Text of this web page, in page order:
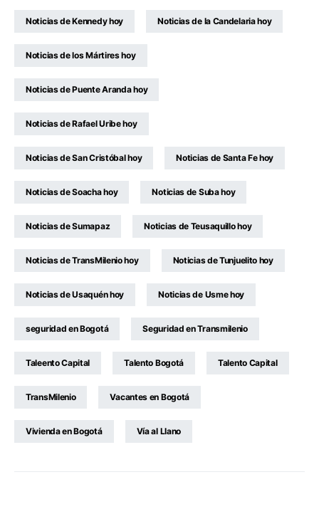
Noticias de Kennedy hoy Noticias de la Candelaria hoy
Noticias de los Mártires hoy
Noticias de Puente Aranda hoy
Noticias de Rafael Uribe hoy
Noticias de San Cristóbal hoy Noticias de Santa Fe hoy
Noticias de Soacha hoy Noticias de Suba hoy
Noticias de Sumapaz Noticias de Teusaquillo hoy
Noticias de TransMilenio hoy Noticias de Tunjuelito hoy
Noticias de Usaquén hoy Noticias de Usme hoy
seguridad en Bogotá Seguridad en Transmilenio
Taleento Capital Talento Bogotá Talento Capital
TransMilenio Vacantes en Bogotá
Vivienda en Bogotá Vía al Llano